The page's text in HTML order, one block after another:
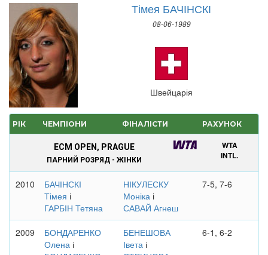
Тімея БАЧІНСКІ
08-06-1989
Швейцарія
РІК ЧЕМПІОНИ ФІНАЛІСТИ РАХУНОК
ECM OPEN, PRAGUE
ПАРНИЙ РОЗРЯД - ЖІНКИ
WTA
INTL.
2010
БАЧІНСКІ
Тімея і
ГАРБІН Тетяна
НІКУЛЕСКУ
Моніка і
САВАЙ Агнеш
7-5, 7-6
2009
БОНДАРЕНКО
Олена і
БЕНЕШОВА
Івета і
6-1, 6-2